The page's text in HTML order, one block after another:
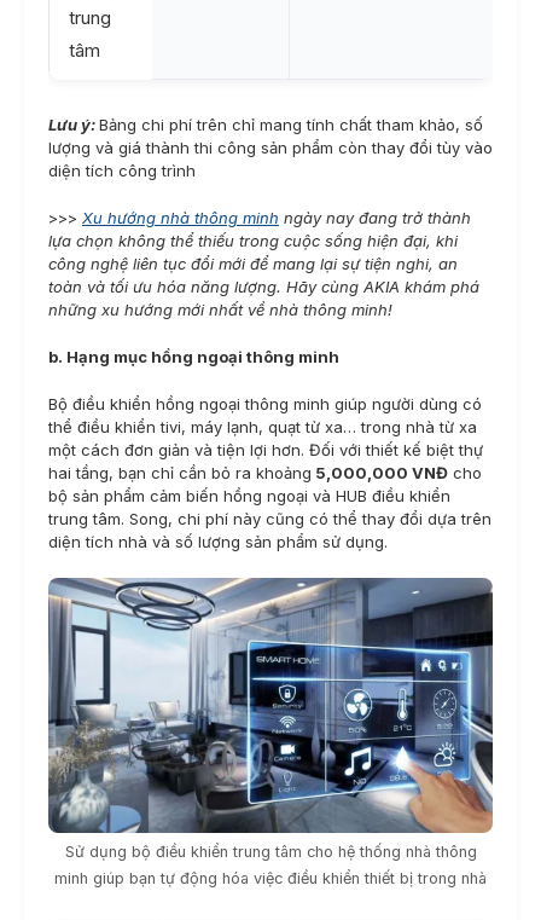
trung
tâm
Lưu ý:Bảng chi phí trên chỉ mang tính chất tham khảo, số
lượng và giá thành thi công sản phẩm còn thay đổi tùy vào
diện tích công trình
>>> Xu hướng nhà thông minh ngày nay đang trở thành
lựa chọn không thể thiếu trong cuộc sống hiện đại, khi
công nghệ liên tục đổi mới để mang lại sự tiện nghi, an
toàn và tối ưu hóa năng lượng. Hãy cùng AKIA khám phá
những xu hướng mới nhất về nhà thông minh!
b. Hạng mục hồng ngoại thông minh
Bộ điều khiển hồng ngoại thông minh giúp người dùng có
thể điều khiển tivi, máy lạnh, quạt từ xa… trong nhà từ xa
một cách đơn giản và tiện lợi hơn. Đối với thiết kế biệt thự
hai tầng, bạn chỉ cần bỏ ra khoảng 5,000,000 VNĐ cho
bộ sản phẩm cảm biến hồng ngoại và HUB điều khiển
trung tâm. Song, chi phí này cũng có thể thay đổi dựa trên
diện tích nhà và số lượng sản phẩm sử dụng.
Sử dụng bộ điều khiển trung tâm cho hệ thống nhà thông
minh giúp bạn tự động hóa việc điều khiển thiết bị trong nhà